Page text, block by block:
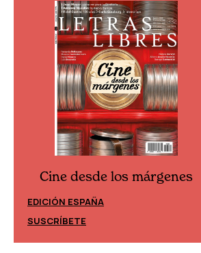
Cine desde los márgenes
EDICIÓN ESPAÑA
SUSCRÍBETE